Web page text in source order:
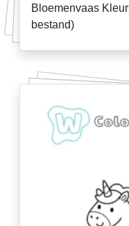
Bloemenvaas
bestand)